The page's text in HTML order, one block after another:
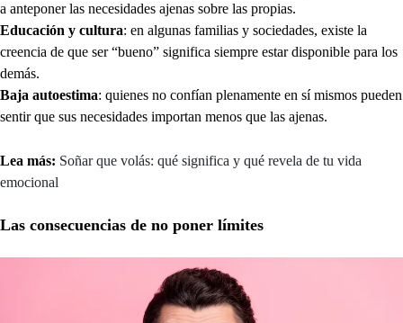
a anteponer las necesidades ajenas sobre las propias.
Educación y cultura: en algunas familias y sociedades, existe la
creencia de que ser “bueno” significa siempre estar disponible para los
demás.
Baja autoestima: quienes no confían plenamente en sí mismos pueden
sentir que sus necesidades importan menos que las ajenas.
Lea más: Soñar que volás: qué significa y qué revela de tu vida
emocional
Las consecuencias de no poner límites